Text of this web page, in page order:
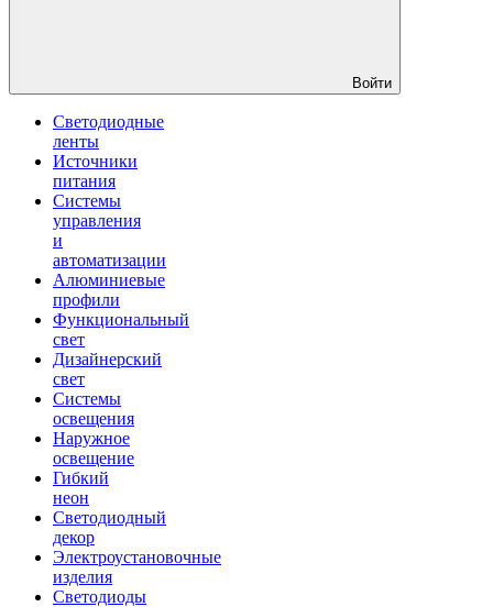
Войти
Светодиодные
ленты
Источники
питания
Системы
управления
и
автоматизации
Алюминиевые
профили
Функциональный
свет
Дизайнерский
свет
Системы
освещения
Наружное
освещение
Гибкий
неон
Светодиодный
декор
Электроустановочные
изделия
Светодиоды